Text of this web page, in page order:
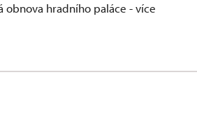
obnova hradního paláce - více